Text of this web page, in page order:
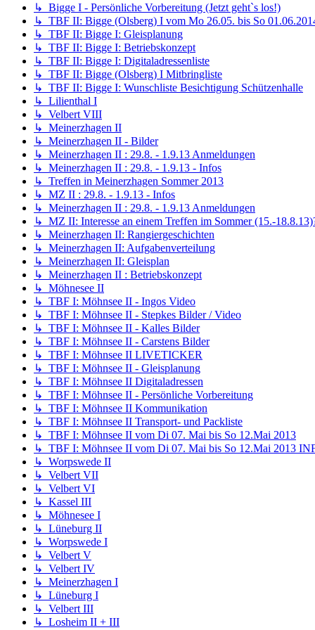
↳ Bigge I - Persönliche Vorbereitung (Jetzt geht`s los!)
↳ TBF II: Bigge (Olsberg) I vom Mo 26.05. bis So
↳ TBF II: Bigge I: Gleisplanung
↳ TBF II: Bigge I: Betriebskonzept
↳ TBF II: Bigge I: Digitaladressenliste
↳ TBF II: Bigge (Olsberg) I Mitbringliste
↳ TBF II: Bigge I: Wunschliste Besichtigung Schützenhalle
↳ Lilienthal I
↳ Velbert VIII
↳ Meinerzhagen II
↳ Meinerzhagen II - Bilder
↳ Meinerzhagen II : 29.8. - 1.9.13 Anmeldungen
↳ Meinerzhagen II : 29.8. - 1.9.13 - Infos
↳ Treffen in Meinerzhagen Sommer 2013
↳ MZ II : 29.8. - 1.9.13 - Infos
↳ Meinerzhagen II : 29.8. - 1.9.13 Anmeldungen
↳ MZ II: Interesse an einem Treffen im Sommer (15.-
↳ Meinerzhagen II: Rangiergeschichten
↳ Meinerzhagen II: Aufgabenverteilung
↳ Meinerzhagen II: Gleisplan
↳ Meinerzhagen II : Betriebskonzept
↳ Möhnesee II
↳ TBF I: Möhnsee II - Ingos Video
↳ TBF I: Möhnsee II - Stepkes Bilder / Video
↳ TBF I: Möhnsee II - Kalles Bilder
↳ TBF I: Möhnsee II - Carstens Bilder
↳ TBF I: Möhnsee II LIVETICKER
↳ TBF I: Möhnsee II - Gleisplanung
↳ TBF I: Möhnsee II Digitaladressen
↳ TBF I: Möhnsee II - Persönliche Vorbereitung
↳ TBF I: Möhnsee II Kommunikation
↳ TBF I: Möhnsee II Transport- und Packliste
↳ TBF I: Möhnsee II vom Di 07. Mai bis So 12.Mai 2013
↳ TBF I: Möhnsee II vom Di 07. Mai bis So 12.Mai 2013
↳ Worpswede II
↳ Velbert VII
↳ Velbert VI
↳ Kassel III
↳ Möhnesee I
↳ Lüneburg II
↳ Worpswede I
↳ Velbert V
↳ Velbert IV
↳ Meinerzhagen I
↳ Lüneburg I
↳ Velbert III
↳ Losheim II + III